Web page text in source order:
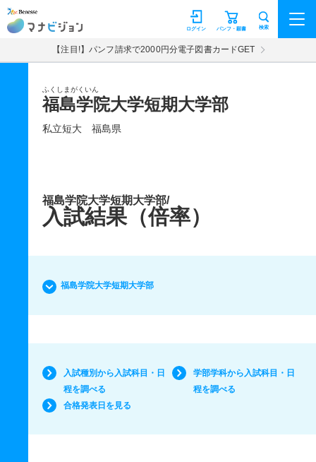
マナビジョン パンフ・願書
ログイン 検索
【注目!】パンフ請求で2000円分電子図書カードGET
ふくしまがくいん
福島学院大学短期大学部
私立短大 福島県
福島学院大学短期大学部/
入試結果（倍率）
福島学院大学短期大学部
入試種別から入試科目・日
程を調べる
学部学科から入試科目・日
程を調べる
合格発表日を見る